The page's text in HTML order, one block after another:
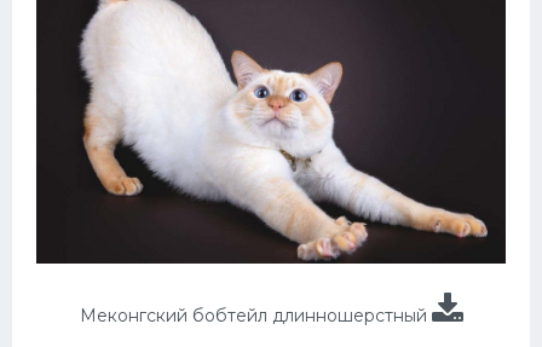
Меконгский бобтейл длинношерстный